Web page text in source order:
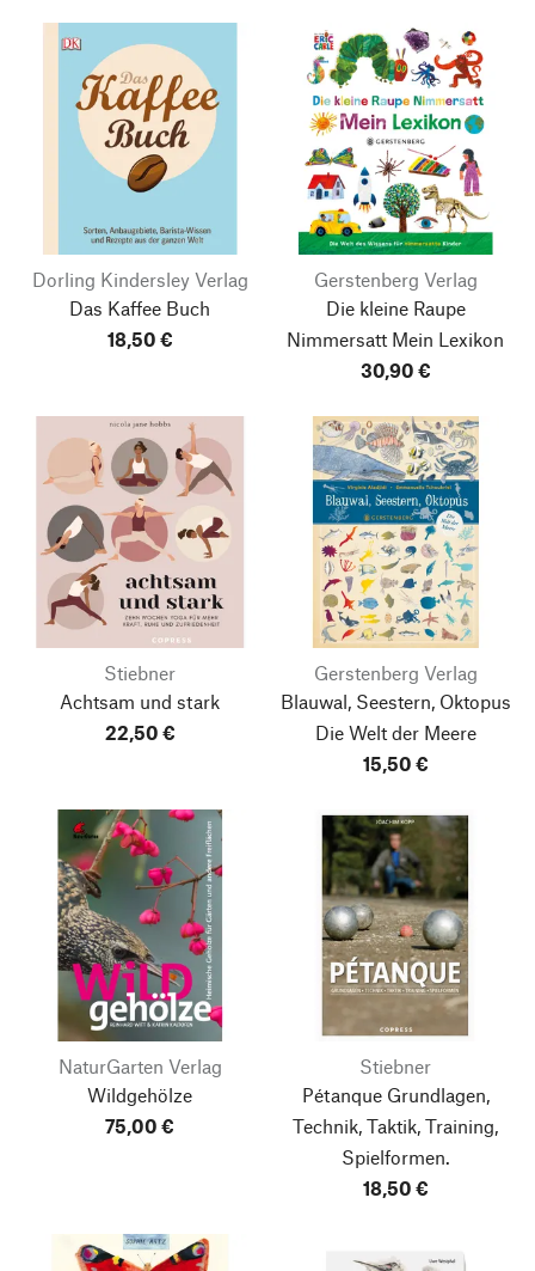
Dorling Kindersley Verlag
Das Kaffee Buch
18,50 €
Gerstenberg Verlag
Die kleine Raupe
Nimmersatt Mein Lexikon
30,90 €
Stiebner
Achtsam und stark
22,50 €
Gerstenberg Verlag
Blauwal, Seestern, Oktopus
Die Welt der Meere
15,50 €
NaturGarten Verlag
Wildgehölze
75,00 €
Stiebner
PétanqueGrundlagen,
Technik, Taktik, Training,
Spielformen.
18,50 €